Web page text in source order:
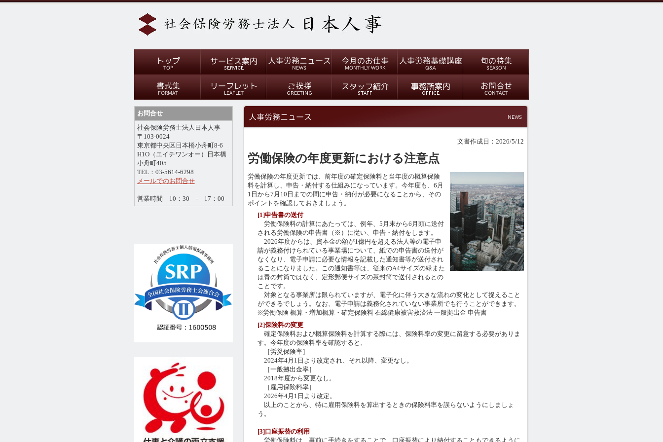
文書作成日：2026/5/12
労働保険の年度更新における注意点
労働保険の年度更新では、前年度の確定保険料と当年度の概算保険
料を計算し、申告・納付する仕組みになっています。今年度も、6月
1日から7月10日までの間に申告・納付が必要になることから、その
ポイントを確認しておきましょう。
[1]申告書の送付
労働保険料の計算にあたっては、例年、5月末から6月頭に送付
される労働保険の申告書（※）に従い、申告・納付をします。
2026年度からは、資本金の額が1億円を超える法人等の電子申
請が義務付けられている事業場について、紙での申告書の送付が
なくなり、電子申請に必要な情報を記載した通知書等が送付され
ることになりました。この通知書等は、従来のA4サイズの緑また
は青の封筒ではなく、定形郵便サイズの茶封筒で送付されるとの
ことです。
対象となる事業所は限られていますが、電子化に伴う大きな流れの変化として捉えること
ができるでしょう。なお、電子申請は義務化されていない事業所でも行うことができます。
※労働保険 概算・増加概算・確定保険料 石綿健康被害救済法 一般拠出金 申告書
[2]保険料の変更
確定保険料および概算保険料を計算する際には、保険料率の変更に留意する必要がありま
す。今年度の保険料率を確認すると、
［労災保険率］
2024年4月1日より改定され、それ以降、変更なし。
［一般拠出金率］
2018年度から変更なし。
［雇用保険料率］
2026年4月1日より改定。
以上のことから、特に雇用保険料を算出するときの保険料率を誤らないようにしましょ
う。
[3]口座振替の利用
労働保険料は、事前に手続きをすることで、口座振替により納付することもできるように
お問合せ
社会保険労務士法人日本人事
〒103-0024
東京都中央区日本橋小舟町8-6
H1O（エイチワンオー）日本橋
小舟町405
TEL：03-5614-6298
メールでのお問合せ
営業時間 10：30 - 17：00